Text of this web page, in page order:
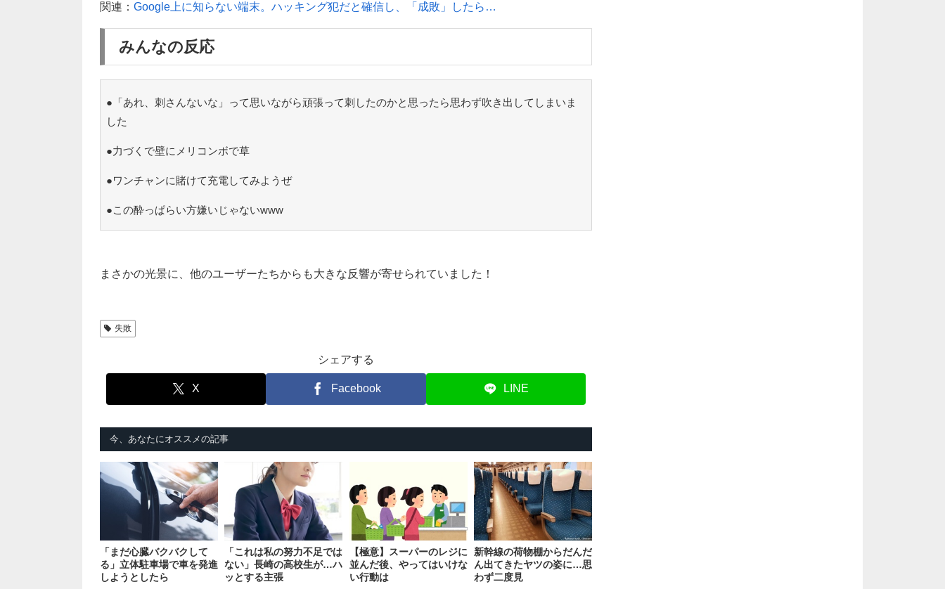
関連： Google上に知らない端末。ハッキング犯だと確信し、「成敗」したら…
みんなの反応
●「あれ、刺さんないな」って思いながら頑張って刺したのかと思ったら思わず吹き出してしまいま
した
●力づくで壁にメリコンボで草
●ワンチャンに賭けて充電してみようぜ
●この酔っぱらい方嫌いじゃないwww
まさかの光景に、他のユーザーたちからも大きな反響が寄せられていました！
失敗
シェアする
X Facebook LINE
今、あなたにオススメの記事
「まだ心臓バクバクして
る」立体駐車場で車を発進
しようとしたら
「これは私の努力不足では
ない」長崎の高校生が…ハ
ッとする主張
【極意】スーパーのレジに
並んだ後、やってはいけな
い行動は
新幹線の荷物棚からだんだ
ん出てきたヤツの姿に…思
わず二度見